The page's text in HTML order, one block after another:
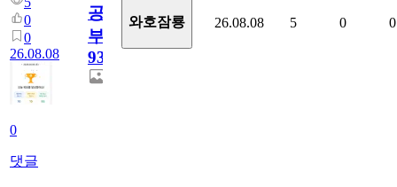
0
0
26.08.08
0
댓글
공
부
931
와호잠룡 26.08.08 5 0 0